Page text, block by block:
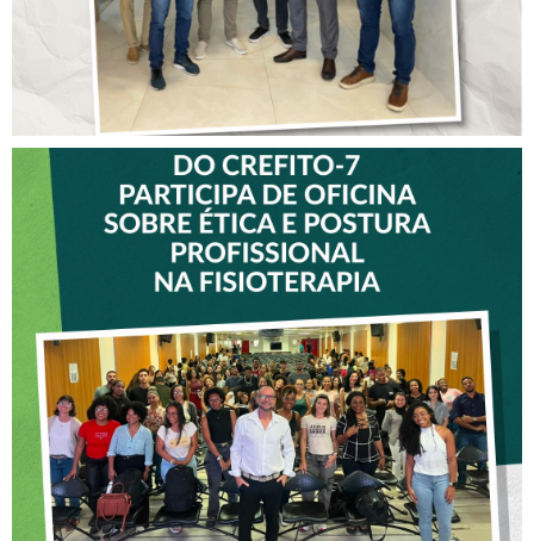
VICE-PRESIDENTE DO
CREFITO-7 PARTICIPA DE
OFICINA SOBRE ÉTICA E
POSTURA PROFISSIONAL
NA FISIOTERAPIA